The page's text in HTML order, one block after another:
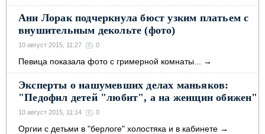
Ани Лорак подчеркнула бюст узким платьем с
внушительным декольте (фото)
10 август 2015, 11:27 0
Певица показала фото с гримерной комнаты... →
Эксперты о нашумевших делах маньяков:
"Педофил детей "любит", а на женщин обижен"
10 август 2015, 11:14 0
Оргии с детьми в "берлоге" холостяка и в кабинете →